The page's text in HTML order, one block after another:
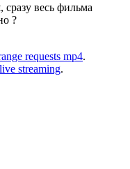
сразу весь фильма
?
requests mp4.
streaming.